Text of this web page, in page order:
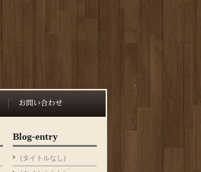
Blog-entry
(タイトルなし)